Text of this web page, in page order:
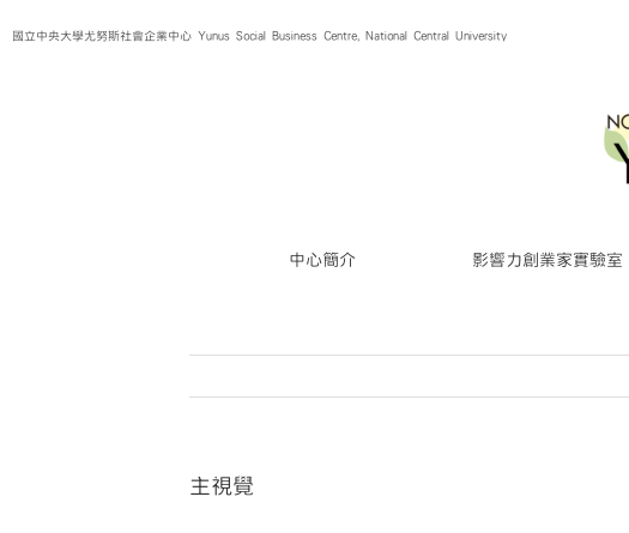
to國立中央大學尤努斯社會企業中心 Yunus Social Business Centre, National Central University
中心簡介 影響力創業家實驗室
主視覺